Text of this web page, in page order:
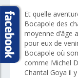
Et quelle
Bocapole des
moyenne d’âge
pour eux de
Bocapole où
comme Michel
Chantal Goya il